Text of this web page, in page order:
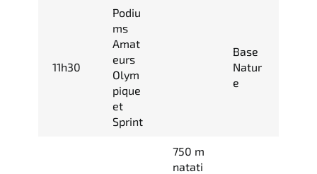
11h30
Podiu
ms
Amat
eurs
Olym
pique
et
Sprint
Base
Natur
e
750 m
natati